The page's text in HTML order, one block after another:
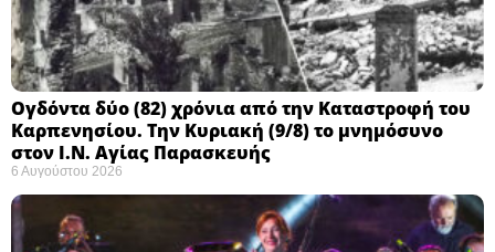
Ογδόντα δύο (82) χρόνια από την Καταστροφή του
Καρπενησίου. Την Κυριακή (9/8) το μνημόσυνο
στον Ι.Ν. Αγίας Παρασκευής
6 Αυγούστου 2026